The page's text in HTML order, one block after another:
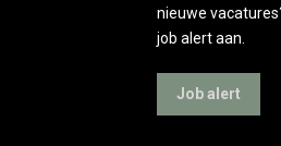
nieuwe
job alert aan.
Job alert